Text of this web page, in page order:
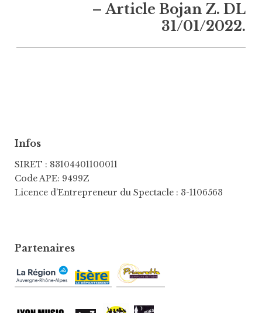
– Article Bojan Z. DL
31/01/2022.
Infos
SIRET : 83104401100011
Code APE: 9499Z
Licence d’Entrepreneur du Spectacle : 3-1106563
Partenaires